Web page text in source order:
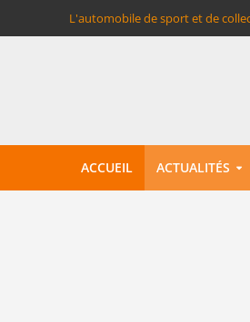
L'automobile de sport et de
ACCUEIL ACTUALITÉS